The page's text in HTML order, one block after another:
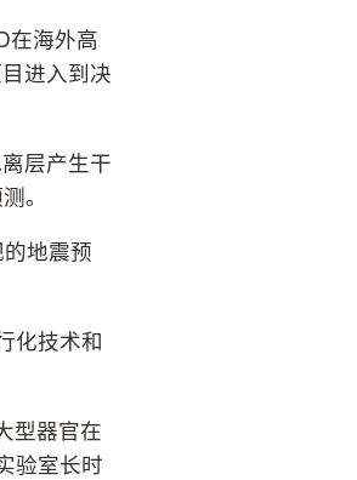
在海外高
进入到决
层产生干
。
地震预
化技术和
型器官在
验室长时